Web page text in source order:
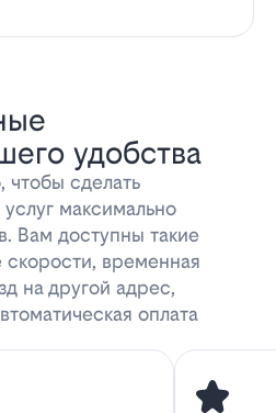
удобства
чтобы сделать
максимально
Вам доступны такие
скорости, временная
на другой адрес,
оплата